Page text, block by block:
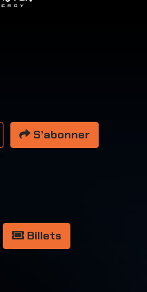
S’abonner
Billets